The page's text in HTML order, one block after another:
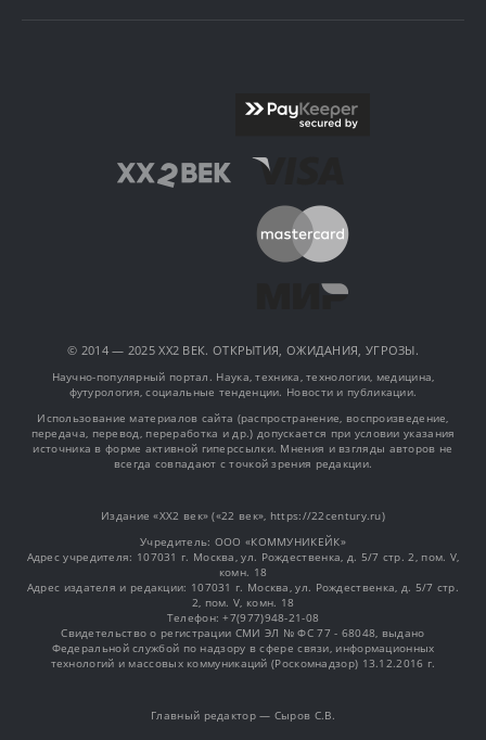
© 2014 — 2025 XX2 ВЕК. ОТКРЫТИЯ, ОЖИДАНИЯ, УГРОЗЫ.
Научно-популярный портал. Наука, техника, технологии, медицина,
футурология, социальные тенденции. Новости и публикации.
Использование материалов сайта (распространение, воспроизведение,
передача, перевод, переработка и др.) допускается при условии указания
источника в форме активной гиперссылки. Мнения и взгляды авторов не
всегда совпадают с точкой зрения редакции.
Издание «XX2 век» («22 век», https://22century.ru)
Учредитель: OOO «КОММУНИКЕЙК»
Адрес учредителя: 107031 г. Москва, ул. Рождественка, д. 5/7 стр. 2, пом. V,
комн. 18
Адрес издателя и редакции: 107031 г. Москва, ул. Рождественка, д. 5/7 стр.
2, пом. V, комн. 18
Телефон: +7(977)948-21-08
Свидетельство о регистрации СМИ ЭЛ № ФС 77 - 68048, выдано
Федеральной службой по надзору в сфере связи, информационных
технологий и массовых коммуникаций (Роскомнадзор) 13.12.2016 г.
Главный редактор — Сыров С.В.